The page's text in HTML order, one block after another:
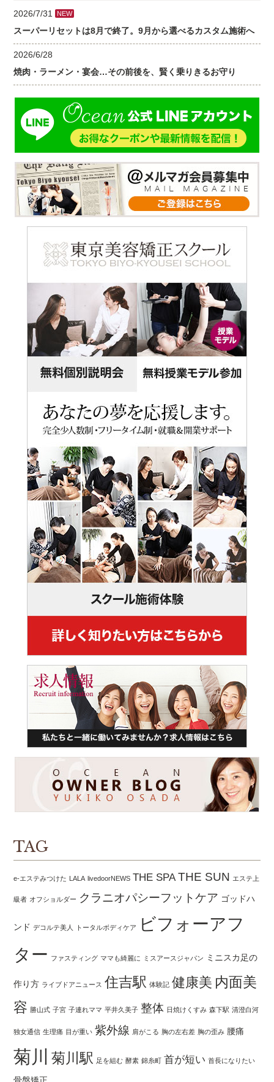
2026/7/31 NEW
スーパーリセットは8月で終了。9月から選べるカスタム施術へ
2026/6/28
焼肉・ラーメン・宴会…その前後を、賢く乗りきるお守り
TAG
e-エステみつけた LALA livedoorNEWS THE SPA THE SUN エステ上
級者 オフショルダー クラニオパシーフットケア ゴッドハ
ンド デコルテ美人 トータルボディケア
ビフォーアフ
ター ファスティング ママも綺麗に ミスアースジャパン ミニスカ足の
作り方 ライブドアニュース 住吉駅 体験記 健康美 内面美
容 勝山式 子宮 子連れママ 平井久美子 整体 日焼けくすみ 森下駅 清澄白河
独女通信 生理痛 目が重い 紫外線 肩がこる 胸の左右差 胸の歪み 腰痛
菊川 菊川駅 足を組む 酵素 錦糸町 首が短い 首長になりたい